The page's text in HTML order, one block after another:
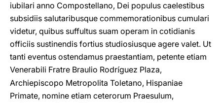
iubilari anno Compostellano, Dei populus caelestibus
subsidiis salutaribusque commemorationibus cumulari
videtur, quibus suffultus suam operam in cotidianis
officiis sustinendis fortius studiosiusque agere valet. Ut
tanti eventus ostendamus praestantiam, petente etiam
Venerabili Fratre Braulio Rodríguez Plaza,
Archiepiscopo Metropolita Toletano, Hispaniae
Primate, nomine etiam ceterorum Praesulum,